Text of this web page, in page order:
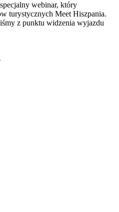
webinar, który
turystycznych Meet Hiszpania.
z punktu widzenia wyjazdu